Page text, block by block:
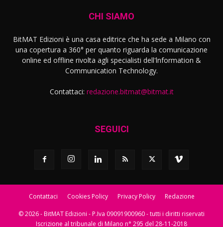
CHI SIAMO
BitMAT Edizioni è una casa editrice che ha sede a Milano con
una copertura a 360° per quanto riguarda la comunicazione
online ed offline rivolta agli specialisti dell'lnformation &
Communication Technology.
Contattaci: redazione.bitmat@bitmat.it
SEGUICI
Contattaci Cookies Policy Privacy Policy Redazione
© 2026 - BitMAT Edizioni - P.Iva 09091900960 - tutti i diritti riservati
Iscrizione al tribunale di Milano n° 295 del 28-11-2018